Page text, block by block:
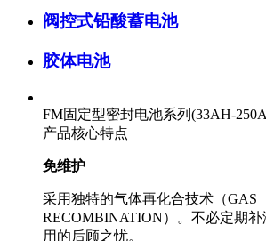
阀控式铅酸蓄电池
胶体电池
FM固定型密封电池系列(33AH-
产品核心特点
免维护
采用独特的气体再化合技术（GAS
RECOMBINATION）。不必定期
用的后顾之忧。